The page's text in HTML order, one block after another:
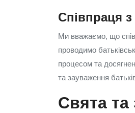
Співпраця
Ми вважаємо, що
проводимо
процесом та
та зауваження
Свята та